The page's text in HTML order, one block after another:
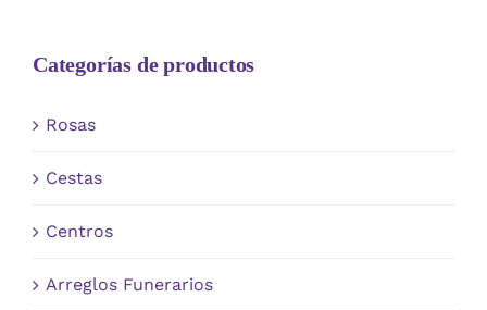
Categorías de productos
Rosas
Cestas
Centros
Arreglos Funerarios